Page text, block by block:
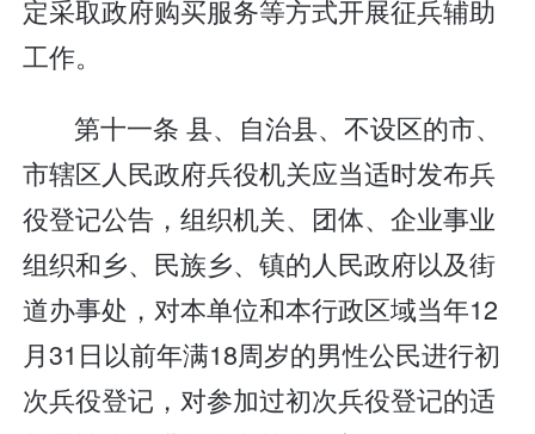
定采取政府购买服务等方式开展征兵辅助
工作。
第十一条 县、自治县、不设区的市、
市辖区人民政府兵役机关应当适时发布兵
役登记公告，组织机关、团体、企业事业
组织和乡、民族乡、镇的人民政府以及街
道办事处，对本单位和本行政区域当年12
月31日以前年满18周岁的男性公民进行初
次兵役登记，对参加过初次兵役登记的适